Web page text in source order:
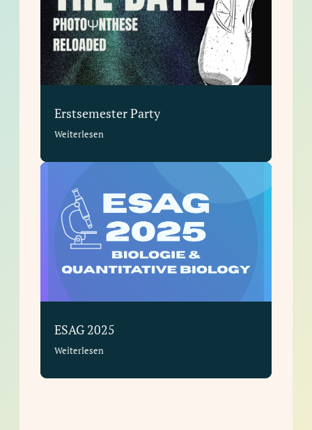
Erstsemester Party
Weiterlesen
ESAG 2025
Weiterlesen